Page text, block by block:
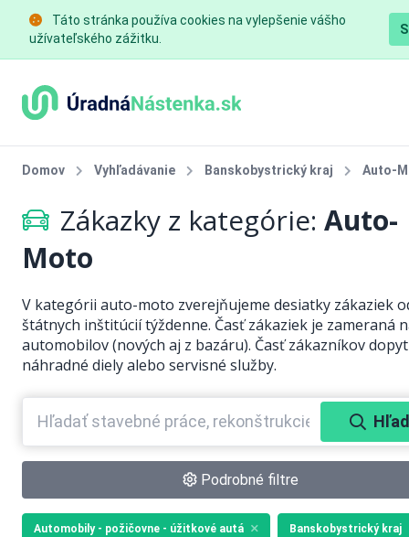
Táto stránka používa cookies na vylepšenie vášho
užívateľského zážitku.
Domov Vyhľadávanie Banskobystrický kraj Auto-
Zákazky z kategórie: Auto-
Moto
V kategórii auto-moto zverejňujeme desiatky zákaziek
štátnych inštitúcií týždenne. Časť zákaziek je zameraná
automobilov (nových aj z bazáru). Časť zákazníkov
náhradné diely alebo servisné služby.
Podrobné filtre
Automobily - požičovne - úžitkové autá Banskobystrický kraj